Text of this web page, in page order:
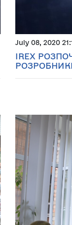
July 08, 2020
IREX